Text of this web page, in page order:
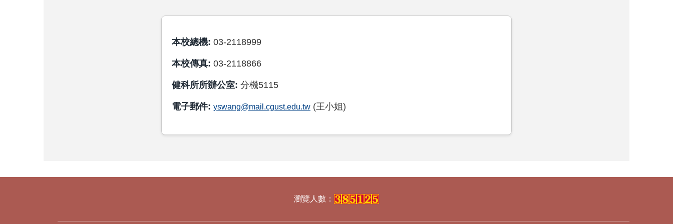
本校總機: 03-2118999
本校傳真: 03-2118866
健科所所辦公室: 分機5115
電子郵件: yswang@mail.cgust.edu.tw (王小姐)